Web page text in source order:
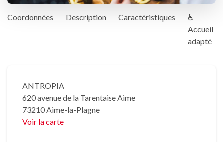
Coordonnées Description Caractéristiques
♿
Accueil
adapté
ANTROPIA
620 avenue de la Tarentaise Aime
73210 Aime-la-Plagne
Voir la carte